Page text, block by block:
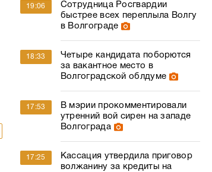
19:06
Сотрудница Росгвардии
быстрее всех переплыла Волгу
в Волгограде
18:33
Четыре кандидата поборются
за вакантное место в
Волгоградской облдуме
17:53
В мэрии прокомментировали
утренний вой сирен на западе
Волгограда
17:25
Кассация утвердила приговор
волжанину за кредиты на